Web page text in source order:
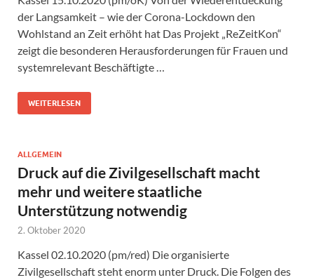
der Langsamkeit – wie der Corona-Lockdown den
Wohlstand an Zeit erhöht hat Das Projekt „ReZeitKon“
zeigt die besonderen Herausforderungen für Frauen und
systemrelevant Beschäftigte …
WEITERLESEN
ALLGEMEIN
Druck auf die Zivilgesellschaft macht
mehr und weitere staatliche
Unterstützung notwendig
2. Oktober 2020
Kassel 02.10.2020 (pm/red) Die organisierte
Zivilgesellschaft steht enorm unter Druck. Die Folgen des